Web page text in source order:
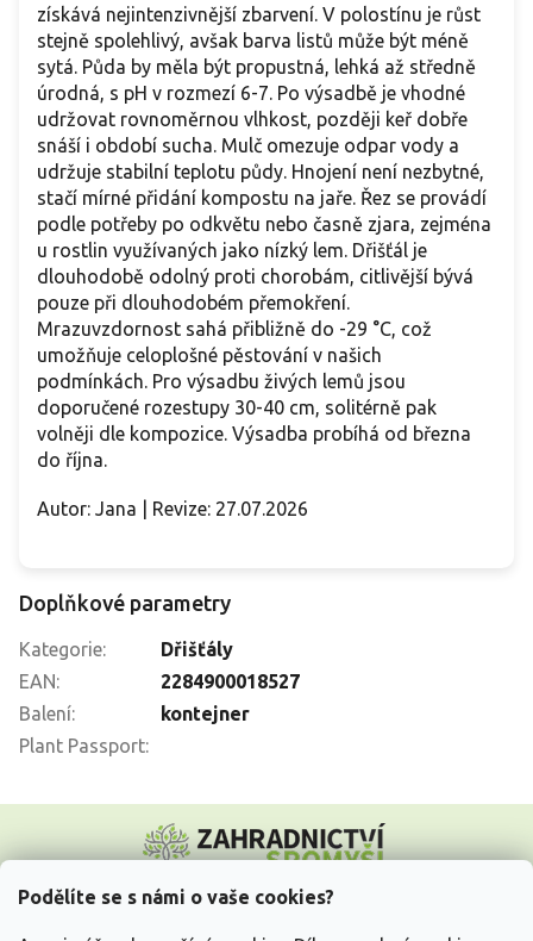
Podělíte se s námi o vaše cookies?
získává nejintenzivnější zbarvení. V polostínu je růst
stejně spolehlivý, avšak barva listů může být méně
sytá. Půda by měla být propustná, lehká až středně
úrodná, s pH v rozmezí 6-7. Po výsadbě je vhodné
udržovat rovnoměrnou vlhkost, později keř dobře
snáší i období sucha. Mulč omezuje odpar vody a
udržuje stabilní teplotu půdy. Hnojení není nezbytné,
stačí mírné přidání kompostu na jaře. Řez se provádí
podle potřeby po odkvětu nebo časně zjara, zejména
u rostlin využívaných jako nízký lem. Dřišťál je
dlouhodobě odolný proti chorobám, citlivější bývá
pouze při dlouhodobém přemokření.
Mrazuvzdornost sahá přibližně do -29 °C, což
umožňuje celoplošné pěstování v našich
podmínkách. Pro výsadbu živých lemů jsou
doporučené rozestupy 30-40 cm, solitérně pak
volněji dle kompozice. Výsadba probíhá od března
do října.
Autor: Jana | Revize: 27.07.2026
Doplňkové parametry
Kategorie:
Dřišťály
EAN:
2284900018527
Balení:
kontejner
Plant Passport:
p